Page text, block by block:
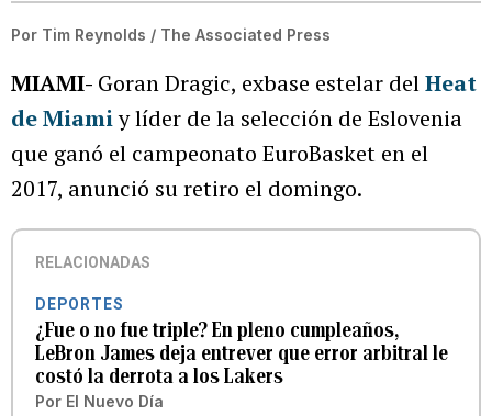
Por Tim Reynolds / The Associated Press
MIAMI- Goran Dragic, exbase estelar delHeat
de Miamiy líder de la selección de Eslovenia
que ganó el campeonato EuroBasket en el
2017, anunció su retiro el domingo.
RELACIONADAS
DEPORTES
¿Fue o no fue triple? En pleno cumpleaños,
LeBron James deja entrever que error arbitral le
costó la derrota a los Lakers
Por El Nuevo Día